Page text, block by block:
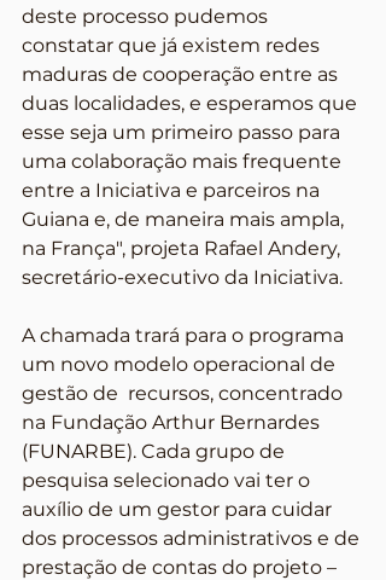
deste processo pudemos
constatar que já existem redes
maduras de cooperação entre as
duas localidades, e esperamos que
esse seja um primeiro passo para
uma colaboração mais frequente
entre a Iniciativa e parceiros na
Guiana e, de maneira mais ampla,
na França", projeta Rafael Andery,
secretário-executivo da Iniciativa.
A chamada trará para o programa
um novo modelo operacional de
gestão de  recursos, concentrado
na Fundação Arthur Bernardes
(FUNARBE). Cada grupo de
pesquisa selecionado vai ter o
auxílio de um gestor para cuidar
dos processos administrativos e de
prestação de contas do projeto –